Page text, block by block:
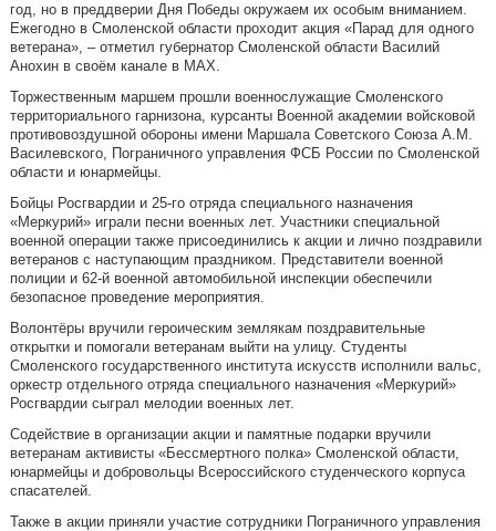
год, но в преддверии Дня Победы окружаем их особым вниманием.
Ежегодно в Смоленской области проходит акция «Парад для одного
ветерана», – отметил губернатор Смоленской области Василий
Анохин в своём канале в MAX.
Торжественным маршем прошли военнослужащие Смоленского
территориального гарнизона, курсанты Военной академии войсковой
противовоздушной обороны имени Маршала Советского Союза А.М.
Василевского, Пограничного управления ФСБ России по Смоленской
области и юнармейцы.
Бойцы Росгвардии и 25-го отряда специального назначения
«Меркурий» играли песни военных лет. Участники специальной
военной операции также присоединились к акции и лично поздравили
ветеранов с наступающим праздником. Представители военной
полиции и 62-й военной автомобильной инспекции обеспечили
безопасное проведение мероприятия.
Волонтёры вручили героическим землякам поздравительные
открытки и помогали ветеранам выйти на улицу. Студенты
Смоленского государственного института искусств исполнили вальс,
оркестр отдельного отряда специального назначения «Меркурий»
Росгвардии сыграл мелодии военных лет.
Содействие в организации акции и памятные подарки вручили
ветеранам активисты «Бессмертного полка» Смоленской области,
юнармейцы и добровольцы Всероссийского студенческого корпуса
спасателей.
Также в акции приняли участие сотрудники Пограничного управления